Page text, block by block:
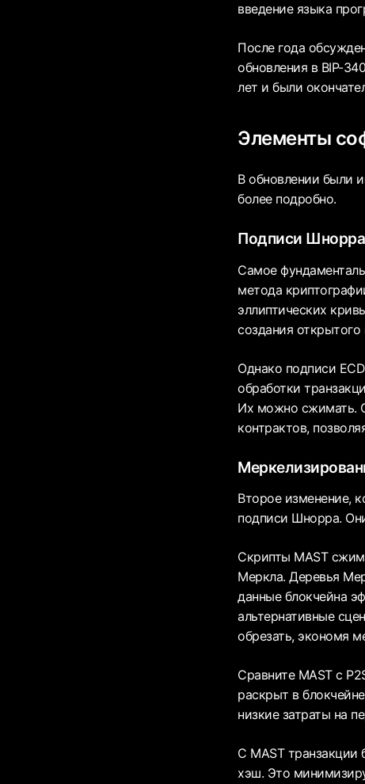
введение языка
После года
обновления в BIP-
лет и были
Элементы
В обновлении были
более подробно.
Подписи Шнорра
Самое
метода
эллиптических
создания
Однако подписи
обработки
Их можно сжимать.
контрактов,
Второе изменение,
подписи Шнорра.
Скрипты MAST
Меркла. Деревья
данные блокчейна
альтернативные
обрезать, экономя
Сравните MAST с
раскрыт в
низкие затраты на
С MAST
хэш. Это